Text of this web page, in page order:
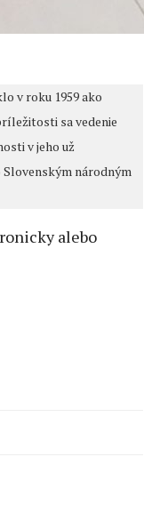
v roku 1959 ako
sa vedenie
v jeho už
národným
alebo